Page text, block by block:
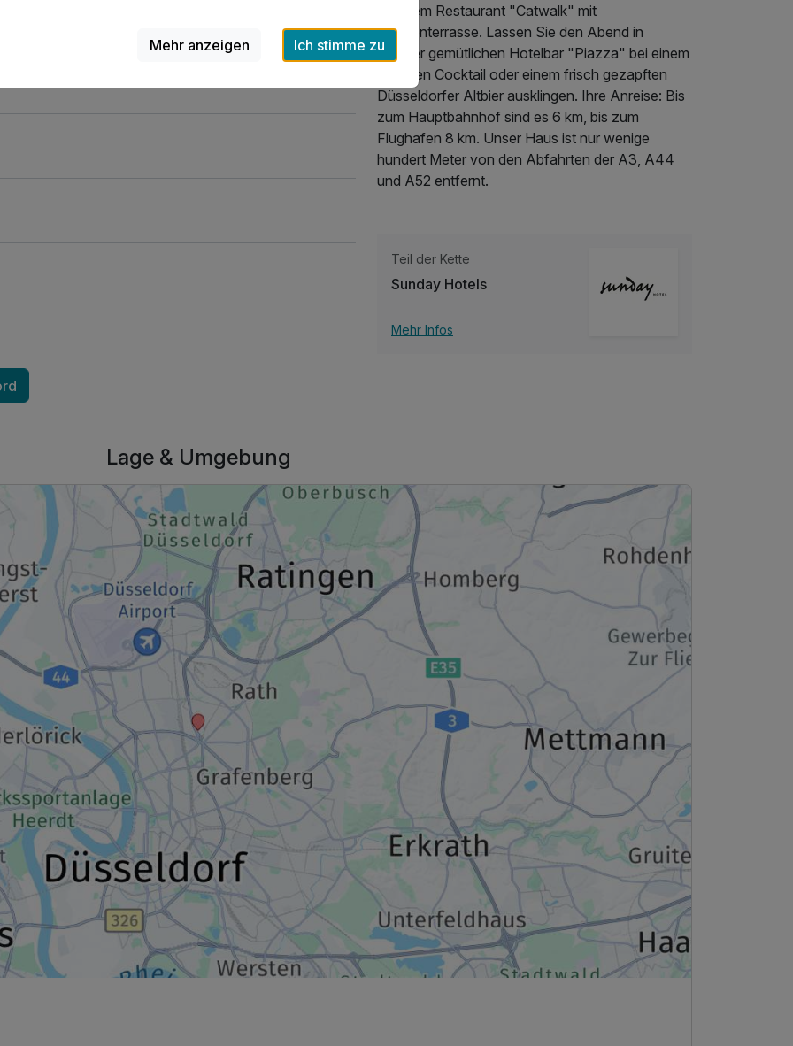
159,00 €
unserem Restaurant "Catwalk" mit
Sonnenterrasse. Lassen Sie den Abend in
unserer gemütlichen Hotelbar "Piazza" bei einem
leckeren Cocktail oder einem frisch gezapften
Düsseldorfer Altbier ausklingen. Ihre Anreise: Bis
zum Hauptbahnhof sind es 6 km, bis zum
Flughafen 8 km. Unser Haus ist nur wenige
hundert Meter von den Abfahrten der A3, A44
und A52 entfernt.
Teil der Kette
Sunday Hotels
Mehr Infos
Lage & Umgebung
Mehr anzeigen Ich stimme zu